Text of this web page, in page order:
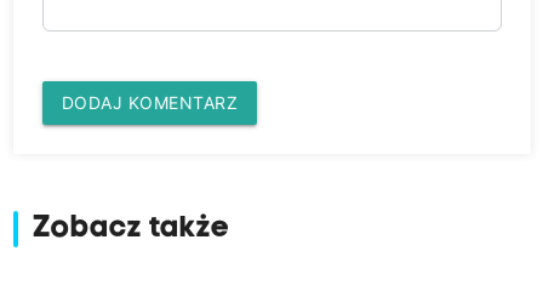
DODAJ KOMENTARZ
Zobacz także